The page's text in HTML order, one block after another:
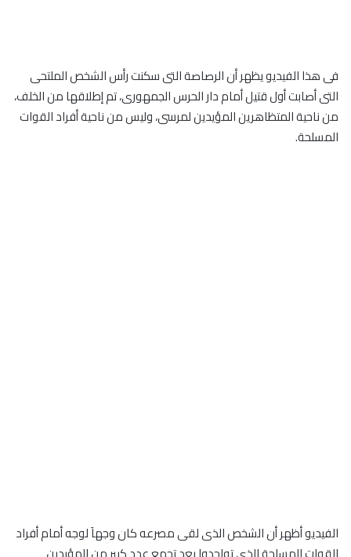
فى هذا الفيديو يظهر أن الرصاصة التى سكنت رأس الشخص الملتحى
التى أصابت أول قتيل أمام دار الحرس الجمهورى، تم إطلاقها من الخلف،
من ناحية المتظاهرين المؤيدين لمرسى، وليس من ناحية أفراد القوات
المسلحة.
الفيديو أظهر أن الشخص الذى لقى مصرعه كان وجهاَ لوجه أمام أفراد